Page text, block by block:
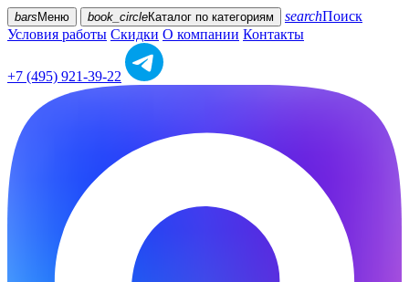
bars Меню book_circleКаталог по категориям searchПоиск
Условия работы Скидки О компании Контакты
+7 (495) 921-39-22